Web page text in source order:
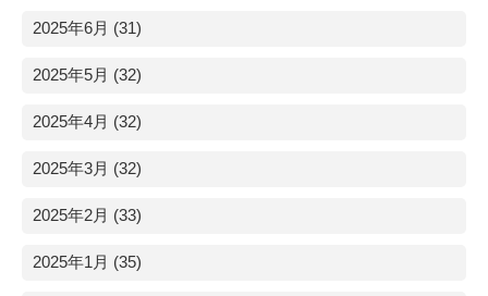
2025年6月 (31)
2025年5月 (32)
2025年4月 (32)
2025年3月 (32)
2025年2月 (33)
2025年1月 (35)